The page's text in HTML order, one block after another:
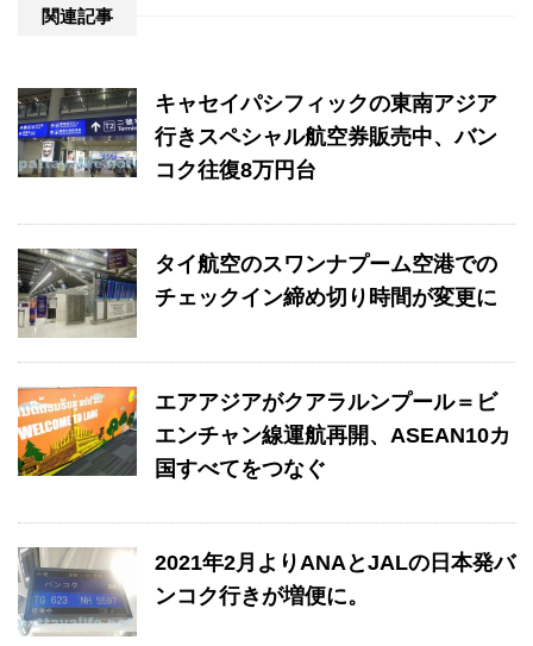
関連記事
キャセイパシフィックの東南アジア
行きスペシャル航空券販売中、バン
コク往復8万円台
タイ航空のスワンナプーム空港での
チェックイン締め切り時間が変更に
エアアジアがクアラルンプール＝ビ
エンチャン線運航再開、ASEAN10カ
国すべてをつなぐ
2021年2月よりANAとJALの日本発バ
ンコク行きが増便に。